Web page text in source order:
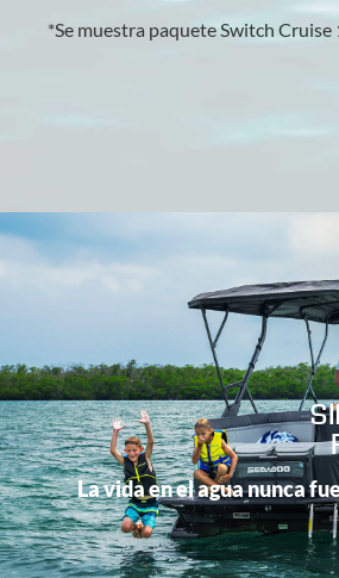
*Se muestra paquete Switch Cruise
La vida en el agua nunca